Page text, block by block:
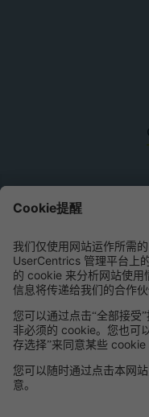
罗兰贝格
中国北京北京市建国门
国贸大厦三期B座45层
邮编: 100004
电话:
+86 10
传真:
+86 10
电子邮箱 : 联系我们